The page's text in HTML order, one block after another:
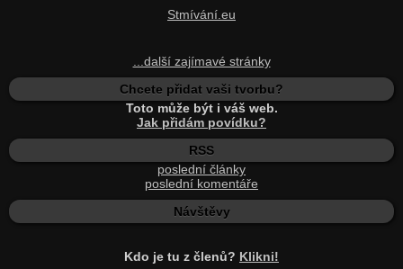
Stmívání.eu
...další zajímavé stránky
Chcete přidat vaši tvorbu?
Toto může být i váš web.
Jak přidám povídku?
RSS
poslední články
poslední komentáře
Návštěvy
Kdo je tu z členů? Klikni!